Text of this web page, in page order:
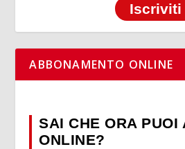
Iscriviti
ABBONAMENTO ONLINE
SAI CHE ORA PUOI
ONLINE?